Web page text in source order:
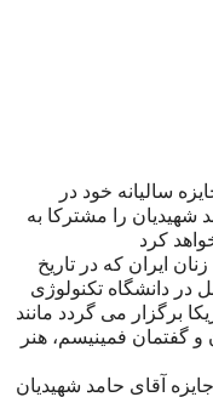
ساليانه خود در
شهيديان را مشتركا به
ایران كه در تاريخ
نسل در دانشگاه تکنولوژی
برگزار مى گردد مانند
گفتمان فمینیسم، هنر
اختصاص جايزه آقاى حامد شهيديان